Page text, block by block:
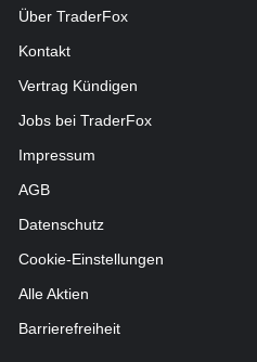
Über TraderFox
Kontakt
Vertrag Kündigen
Jobs bei TraderFox
Impressum
AGB
Datenschutz
Cookie-Einstellungen
Alle Aktien
Barrierefreiheit